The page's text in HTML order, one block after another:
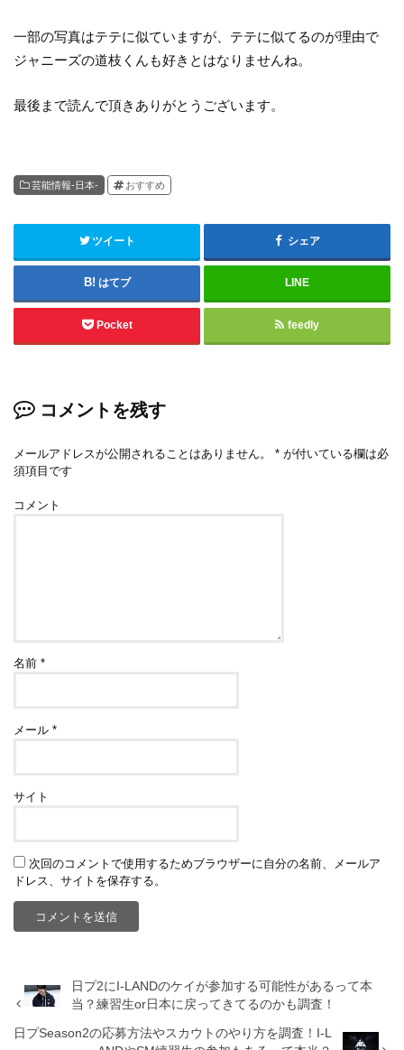
一部の写真はテテに似ていますが、テテに似てるのが理由で
ジャニーズの道枝くんも好きとはなりませんね。
最後まで読んで頂きありがとうございます。
芸能情報-日本- おすすめ
ツイート シェア
はてブ LINE
Pocket feedly
コメントを残す
メールアドレスが公開されることはありません。 * が付いている欄は必
須項目です
コメント
名前*
メール*
サイト
次回のコメントで使用するためブラウザーに自分の名前、メールア
ドレス、サイトを保存する。
日プ2にI-LANDのケイが参加する可能性があるって本
当？練習生or日本に戻ってきてるのかも調査！
日プSeason2の応募方法やスカウトのやり方を調査！I-L